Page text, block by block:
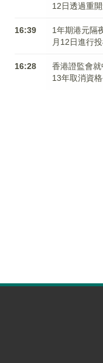
12日透過重
16:39
1年期港元隔
月12日進行
16:28
香港證監會
13年取消資